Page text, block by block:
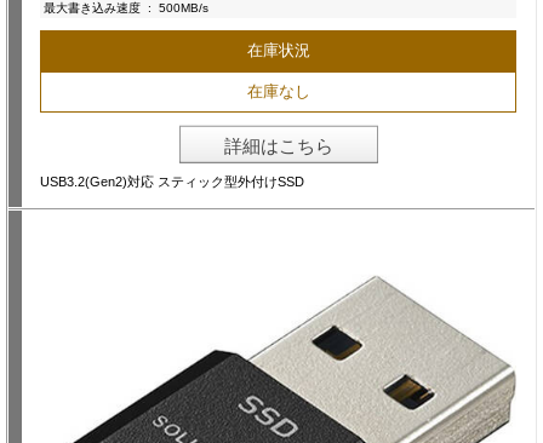
最大書き込み速度 : 500MB/s
在庫状況
在庫なし
詳細はこちら
USB3.2(Gen2)対応 スティック型外付けSSD